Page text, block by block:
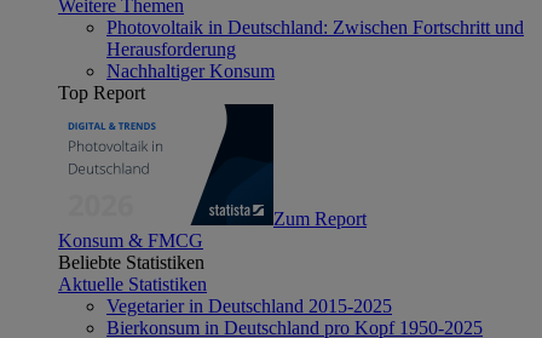
Weitere Themen
Photovoltaik in Deutschland: Zwischen Fortschritt und
Herausforderung
Nachhaltiger Konsum
Top Report
Zum Report
Konsum & FMCG
Beliebte Statistiken
Aktuelle Statistiken
Vegetarier in Deutschland 2015-2025
Bierkonsum in Deutschland pro Kopf 1950-2025